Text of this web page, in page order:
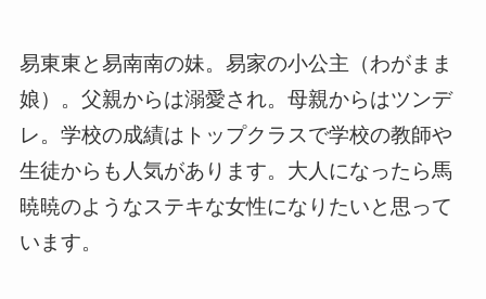
易東東と易南南の妹。易家の小公主（わがまま
娘）。父親からは溺愛され。母親からはツンデ
レ。学校の成績はトップクラスで学校の教師や
生徒からも人気があります。大人になったら馬
暁暁のようなステキな女性になりたいと思って
います。